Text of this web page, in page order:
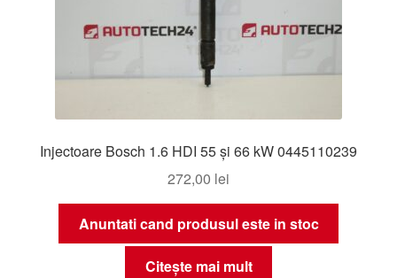
Injectoare Bosch 1.6 HDI 55 și 66 kW 0445110239
272,00 lei
Anuntati cand produsul este in stoc
Citește mai mult